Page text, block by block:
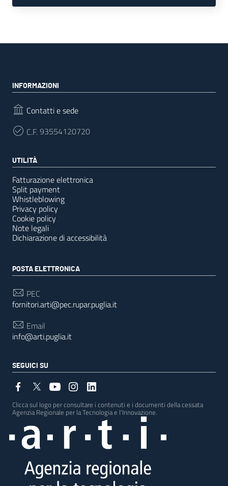
INFORMAZIONI
Contatti e sede
C.F.93554120720
UTILITÀ
Fatturazione elettronica
Split payment
Whistleblowing
Privacy policy
Cookie policy
Note legali
Dichiarazione di accessibilità
POSTA ELETTRONICA
PEC
fornitori.arti@pec.rupar.puglia.it
Email
info@arti.puglia.it
SEGUICI SU
Clicca sul logo per consultare i contenuti e i documenti della cessata
Agenzia Regionale per la Tecnologia e l'Innovazione.